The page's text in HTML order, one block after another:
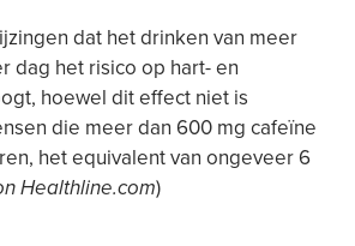
dat het drinken van meer
dag het risico op hart- en
hoewel dit effect niet is
die meer dan 600 mg cafeïne
het equivalent van ongeveer 6
Healthline.com)